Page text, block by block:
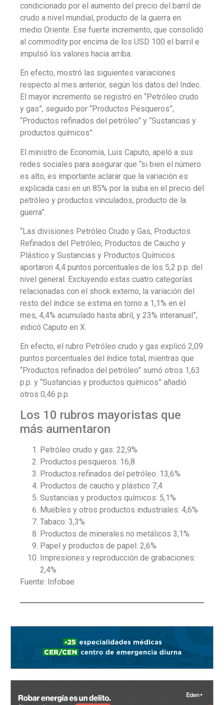
condicionado por el aumento del precio del barril de
crudo a nivel mundial, producto de la guerra en
medio Oriente. Ese fuerte incremento, que consolidó
al commoditypor encima de los USD 100 el barril e
impulsó los valores hacia arriba.
En efecto, mostró las siguientes variaciones
respecto al mes anterior, según los datos del Indec.
El mayor incremento se registró en “Petróleo crudo
y gas”, seguido por “Productos Pesqueros”,
“Productos refinados del petróleo” y “Sustancias y
productos químicos”.
El ministro de Economía, Luis Caputo, apeló a sus
redes sociales para asegurar que “si bien el número
es alto, es importante aclarar que la variación es
explicada casi en un 85% por la suba en el precio del
petróleo y productos vinculados, producto de la
guerra”.
“Las divisiones Petróleo Crudo y Gas, Productos
Refinados del Petróleo, Productos de Caucho y
Plástico y Sustancias y Productos Químicos
aportaron 4,4 puntos porcentuales de los 5,2 p.p. del
nivel general. Excluyendo estas cuatro categorías
relacionadas con el shock externo, la variación del
resto del índice se estima en torno a 1,1% en el
mes, 4,4% acumulado hasta abril, y 23% interanual”,
indicó Caputo en X.
En efecto, el rubro Petróleo crudo y gas explicó 2,09
puntos porcentuales del índice total, mientras que
“Productos refinados del petróleo” sumó otros 1,63
p.p. y “Sustancias y productos químicos” añadió
otros 0,46 p.p.
Los 10 rubros mayoristas que
más aumentaron
Petróleo crudo y gas: 22,9%
Productos pesqueros: 16,8
Productos refinados del petróleo: 13,6%
Productos de caucho y plástico 7,4
Sustancias y productos químicos: 5,1%
Muebles y otros productos industriales: 4,6%
Tabaco: 3,3%
Productos de minerales no metálicos 3,1%
Papel y productos de papel: 2,6%
Impresiones y reproducción de grabaciones:
2,4%
Fuente: Infobae